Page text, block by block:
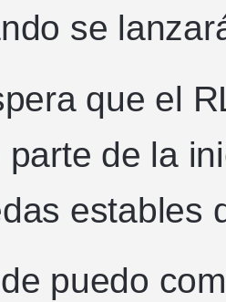
se
que el
parte de la
estables
puedo